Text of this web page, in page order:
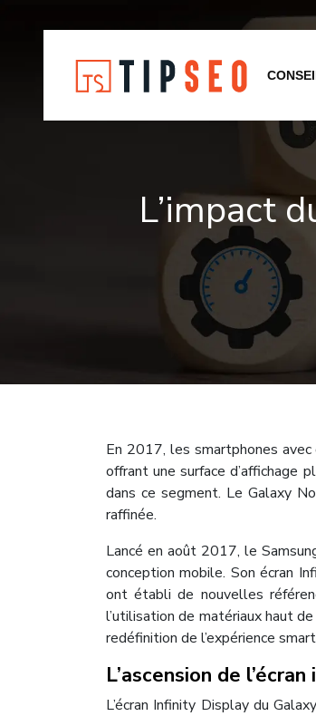
L’impact
En 2017, les smartphones
offrant une surface d’affichage
dans ce segment. Le Galaxy
raffinée.
Lancé en août 2017, le
conception mobile. Son écran
ont établi de nouvelles
l’utilisation de matériaux haut
redéfinition de l’expérience
L’ascension de
L’écran Infinity Display du